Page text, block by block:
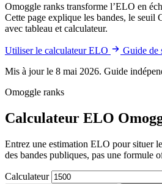
Omoggle ranks transforme l’ELO en
Cette page explique les bandes, le seuil
avec tableau et calculateur.
Utiliser le calculateur ELO
Guide de
Mis à jour le 8 mai 2026. Guide
Omoggle ranks
Calculateur ELO
Entrez une estimation ELO pour situer
des bandes publiques, pas une formule
Calculateur